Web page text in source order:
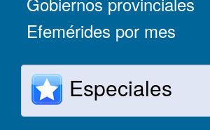
Efemérides por mes
Especiales